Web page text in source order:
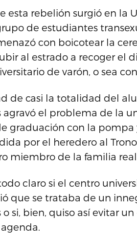
esta rebelión surgió en la
de estudiantes
con boicotear la
al estrado a recoger el
de varón, o sea
de casi la totalidad del
agravó el problema de la
graduación con la
por el heredero al
miembro de la familia
claro si el centro
que se trataba de un
o si, bien, quiso así evitar